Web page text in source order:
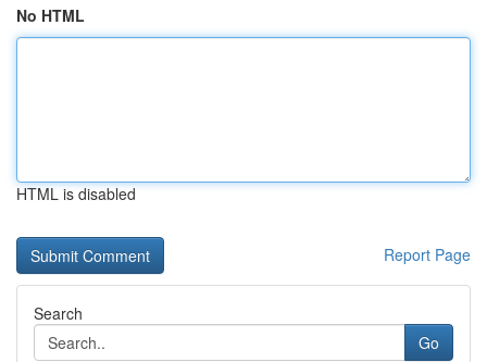
No HTML
HTML is disabled
Report Page
Search
Go